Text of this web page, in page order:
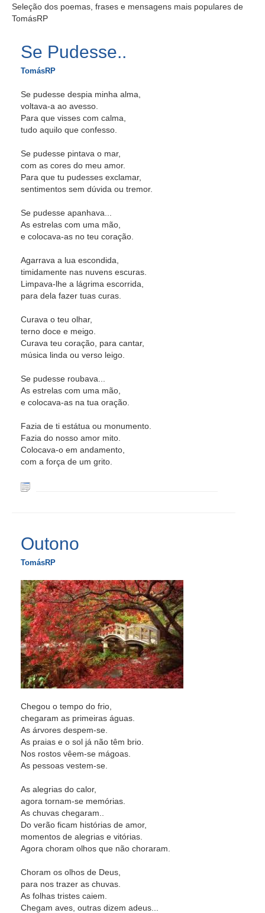
Seleção dos poemas, frases e mensagens mais populares de
TomásRP
Se Pudesse..
TomásRP
Se pudesse despia minha alma,
voltava-a ao avesso.
Para que visses com calma,
tudo aquilo que confesso.
Se pudesse pintava o mar,
com as cores do meu amor.
Para que tu pudesses exclamar,
sentimentos sem dúvida ou tremor.
Se pudesse apanhava...
As estrelas com uma mão,
e colocava-as no teu coração.
Agarrava a lua escondida,
timidamente nas nuvens escuras.
Limpava-lhe a lágrima escorrida,
para dela fazer tuas curas.
Curava o teu olhar,
terno doce e meigo.
Curava teu coração, para cantar,
música linda ou verso leigo.
Se pudesse roubava...
As estrelas com uma mão,
e colocava-as na tua oração.
Fazia de ti estátua ou monumento.
Fazia do nosso amor mito.
Colocava-o em andamento,
com a força de um grito.
Outono
TomásRP
Chegou o tempo do frio,
chegaram as primeiras águas.
As árvores despem-se.
As praias e o sol já não têm brio.
Nos rostos vêem-se mágoas.
As pessoas vestem-se.
As alegrias do calor,
agora tornam-se memórias.
As chuvas chegaram..
Do verão ficam histórias de amor,
momentos de alegrias e vitórias.
Agora choram olhos que não choraram.
Choram os olhos de Deus,
para nos trazer as chuvas.
As folhas tristes caiem.
Chegam aves, outras dizem adeus...